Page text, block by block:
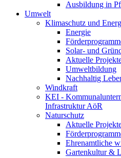
Ausbildung in
Umwelt
Klimaschutz und
Energie
Solar- und
Aktuelle
Umweltbildung
Nachhaltig
Windkraft
KEI -
Infrastruktur AöR
Naturschutz
Aktuelle
Ehrenamtliche
Gartenkultur &